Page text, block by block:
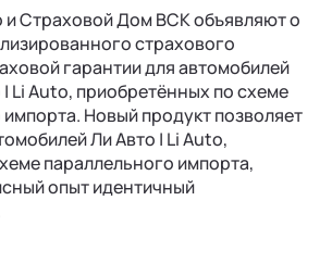
и Страховой Дом ВСК объявляют о
страхового
гарантии для автомобилей
Li Auto, приобретённых по схеме
Новый продукт позволяет
Ли Авто | Li Auto,
параллельного импорта,
опыт идентичный